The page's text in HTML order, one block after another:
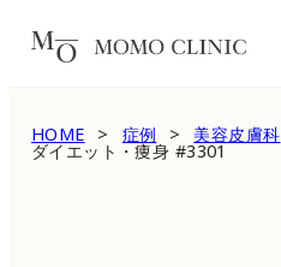
HOME 症例 美容皮膚科
ダイエット・痩身 #3301